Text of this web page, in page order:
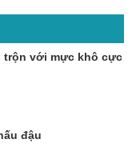
trộn với mực khô cực
đậu